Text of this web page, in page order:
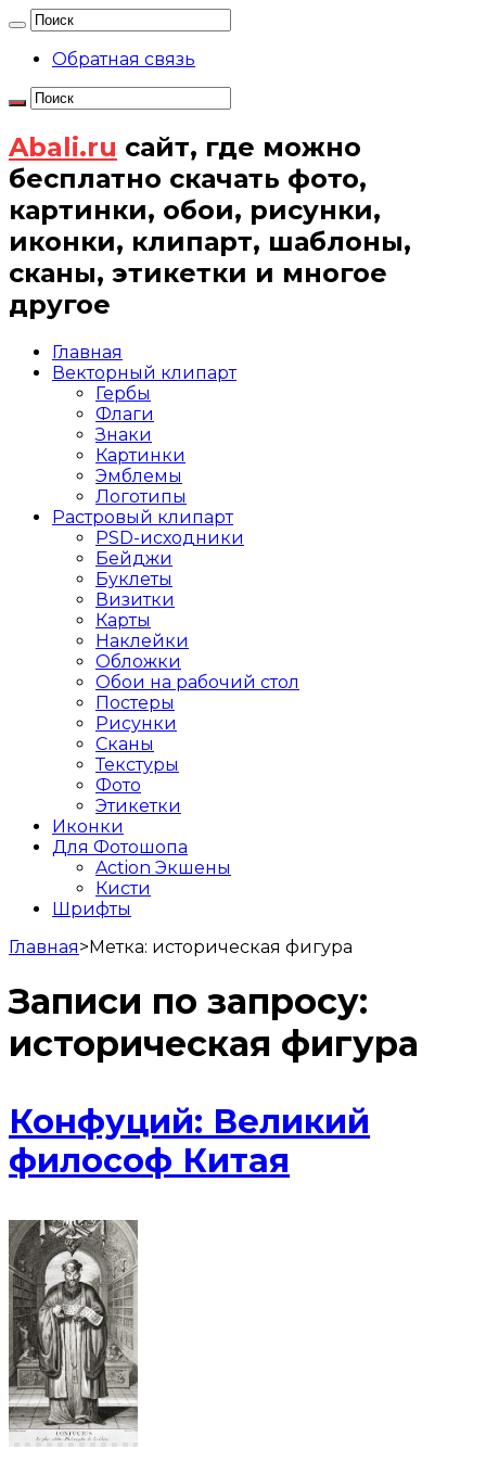
Обратная связь
Abali.ru сайт, где можно
бесплатно скачать фото,
картинки, обои, рисунки,
иконки, клипарт, шаблоны,
сканы, этикетки и многое
другое
Главная
Векторный клипарт
Гербы
Флаги
Знаки
Картинки
Эмблемы
Логотипы
Растровый клипарт
PSD-исходники
Бейджи
Буклеты
Визитки
Карты
Наклейки
Обложки
Обои на рабочий стол
Постеры
Рисунки
Сканы
Текстуры
Фото
Этикетки
Иконки
Для Фотошопа
Action Экшены
Кисти
Шрифты
Главная>Метка: историческая фигура
Записи по запросу:
историческая фигура
Конфуций: Великий
философ Китая